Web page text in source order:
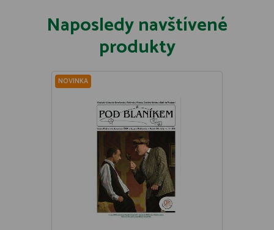
Naposledy navštívené
produkty
NOVINKA